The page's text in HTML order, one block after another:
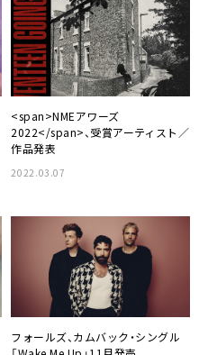
<span>NMEアワーズ
2022</span>、受賞アーティスト／
作品発表
2022.03.07
フォールズ、カムバック・シングル